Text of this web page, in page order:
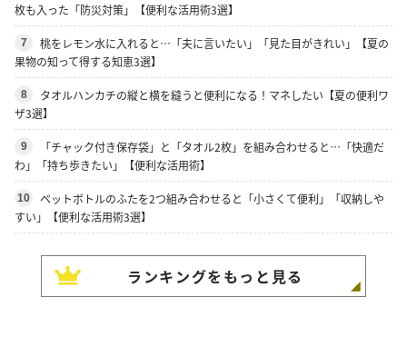
枚も入った「防災対策」【便利な活用術3選】
7
桃をレモン水に入れると…「夫に言いたい」「見た目がきれい」【夏の
果物の知って得する知恵3選】
8
タオルハンカチの縦と横を縫うと便利になる！マネしたい【夏の便利ワ
ザ3選】
9
「チャック付き保存袋」と「タオル2枚」を組み合わせると…「快適だ
わ」「持ち歩きたい」【便利な活用術】
10
ペットボトルのふたを2つ組み合わせると「小さくて便利」「収納しや
すい」【便利な活用術3選】
ランキングをもっと見る